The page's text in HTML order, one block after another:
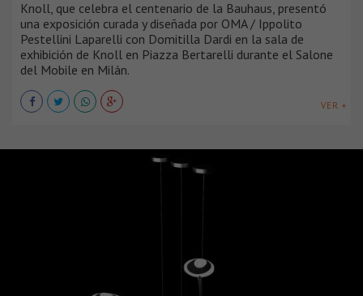
Knoll, que celebra el centenario de la Bauhaus, presentó
una exposición curada y diseñada por OMA / Ippolito
Pestellini Laparelli con Domitilla Dardi en la sala de
exhibición de Knoll en Piazza Bertarelli durante el Salone
del Mobile en Milán.
VER +